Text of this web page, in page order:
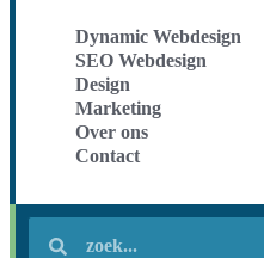
Dynamic Webdesign
SEO Webdesign
Design
Marketing
Over ons
Contact